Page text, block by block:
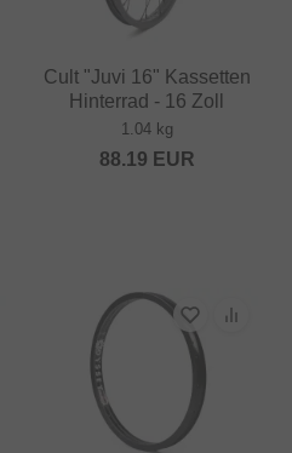
Cult "Juvi 16" Kassetten
Hinterrad - 16 Zoll
1.04 kg
88.19 EUR